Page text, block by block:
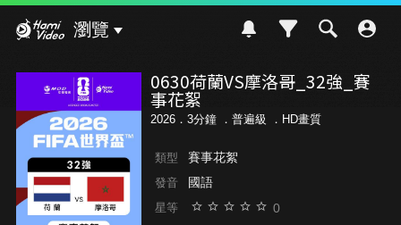
瀏覽
0630荷蘭VS摩洛哥_32強_賽
事花絮
2026．3分鐘 ． 普遍級 ．HD畫質
類型 賽事花絮
發音 國語
星等 0